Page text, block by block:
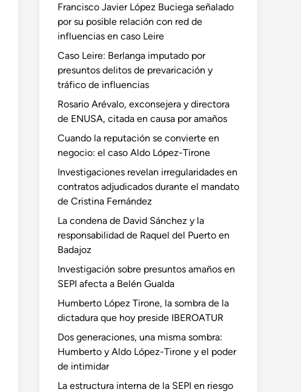
Francisco Javier López Buciega señalado
por su posible relación con red de
influencias en caso Leire
Caso Leire: Berlanga imputado por
presuntos delitos de prevaricación y
tráfico de influencias
Rosario Arévalo, exconsejera y directora
de ENUSA, citada en causa por amaños
Cuando la reputación se convierte en
negocio: el caso Aldo López-Tirone
Investigaciones revelan irregularidades en
contratos adjudicados durante el mandato
de Cristina Fernández
La condena de David Sánchez y la
responsabilidad de Raquel del Puerto en
Badajoz
Investigación sobre presuntos amaños en
SEPI afecta a Belén Gualda
Humberto López Tirone, la sombra de la
dictadura que hoy preside IBEROATUR
Dos generaciones, una misma sombra:
Humberto y Aldo López-Tirone y el poder
de intimidar
La estructura interna de la SEPI en riesgo